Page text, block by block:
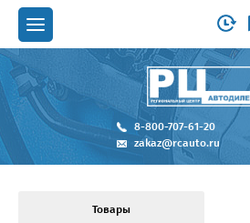
8-800-707-61-20
zakaz@rcauto.ru
Товары